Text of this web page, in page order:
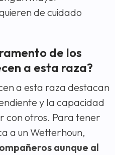
de cuidado
de los
a esta raza?
a esta raza destacan
y la capacidad
con otros. Para tener
a un Wetterhoun,
aunque al